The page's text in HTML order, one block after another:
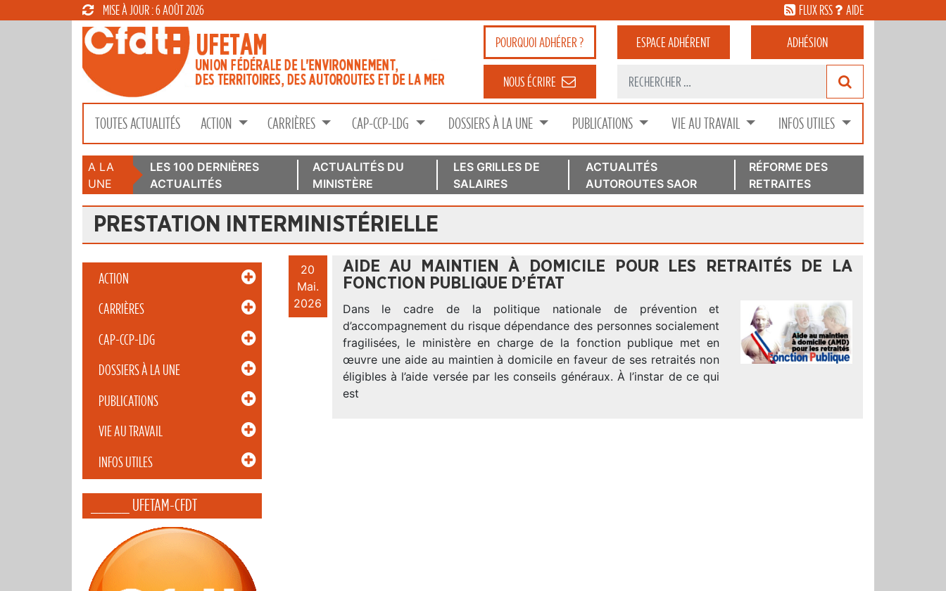
MISE À JOUR : 6 AOÛT 2026 FLUX RSS AIDE
POURQUOIADHÉRER ? ESPACEADHÉRENT ADHÉSION
NOUS ÉCRIRE
TOUTES ACTUALITÉS ACTION CARRIÈRES CAP-CCP-LDG DOSSIERS À LA UNE PUBLICATIONS VIE AU TRAVAIL INFOS UTILES
A LA
UNE
LES 100 DERNIÈRES
ACTUALITÉS
ACTUALITÉS DU
MINISTÈRE
LES GRILLES DE
SALAIRES
ACTUALITÉS
AUTOROUTES SAOR
RÉFORME DES
RETRAITES
PRESTATION INTERMINISTÉRIELLE
ACTION
CARRIÈRES
CAP-CCP-LDG
DOSSIERS À LA UNE
PUBLICATIONS
VIE AU TRAVAIL
INFOS UTILES
_____ UFETAM-CFDT
20
Mai.
2026
AIDE AU MAINTIEN À DOMICILE POUR LES RETRAITÉS DE LA
FONCTION PUBLIQUE D’ÉTAT
Dans le cadre de la politique nationale de prévention et
d’accompagnement du risque dépendance des personnes socialement
fragilisées, le ministère en charge de la fonction publique met en
œuvre une aide au maintien à domicile en faveur de ses retraités non
éligibles à l’aide versée par les conseils généraux. À l’instar de ce qui
est